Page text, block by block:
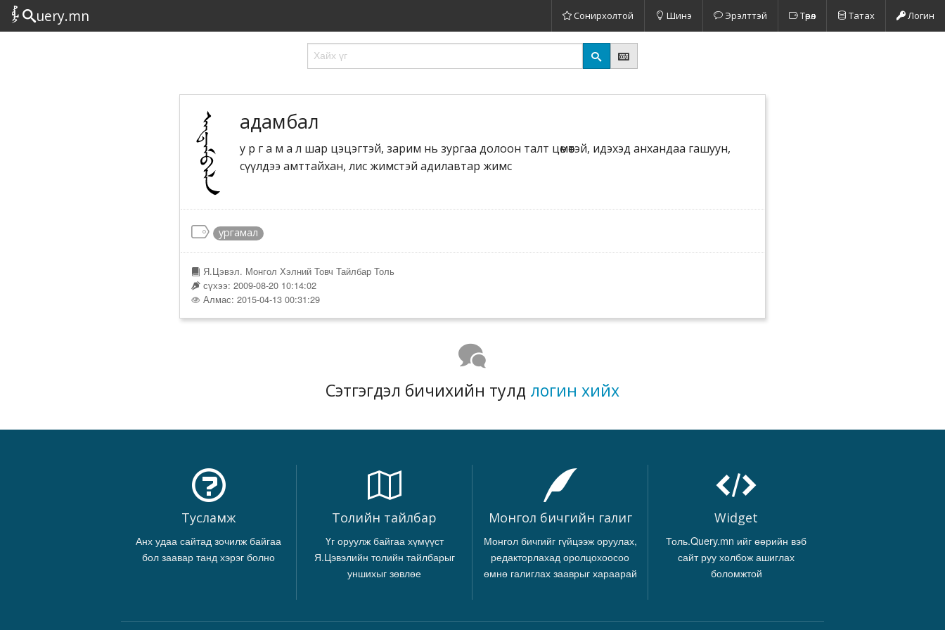
uery.mn Сонирхолтой Шинэ Эрэлттэй Төрөл Татах Логин
адамбал
у р г а м а л шар цэцэгтэй, зарим нь зургаа долоон талт цөмөөтэй, идэхэд анхандаа гашуун,
сүүлдээ амттайхан, лис жимстэй адилавтар жимс
ургамал
Я.Цэвэл. Монгол Хэлний Товч Тайлбар Толь
сүхээ: 2009-08-20 10:14:02
Алмас: 2015-04-13 00:31:29
Сэтгэгдэл бичихийн тулд логин хийх
Тусламж
Анх удаа сайтад зочилж байгаа
бол заавар танд хэрэг болно
Толийн тайлбар
Үг оруулж байгаа хүмүүст
Я.Цэвэлийн толийн тайлбарыг
уншихыг зөвлөе
Монгол бичгийн галиг
Монгол бичгийг гүйцээж оруулах,
редакторлахад оролцохоосоо
өмнө галиглах зааврыг хараарай
Widget
Толь.Query.mn ийг өөрийн вэб
сайт руу холбож ашиглах
боломжтой